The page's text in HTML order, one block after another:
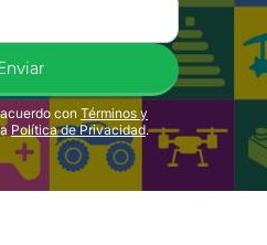
con Términos y
Política de Privacidad.